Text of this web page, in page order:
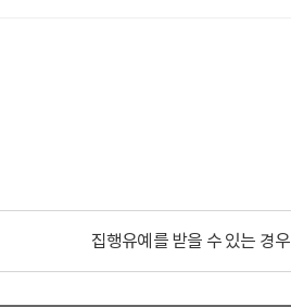
집행유예를 받을 수 있는 경우